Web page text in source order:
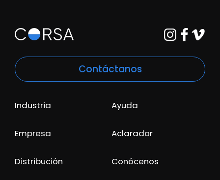
Contáctanos
Industria
Empresa
Distribución
Ayuda
Aclarador
Conócenos